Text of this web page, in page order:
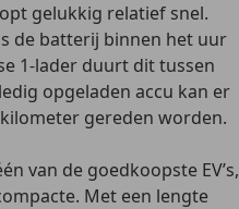
gelukkig relatief snel.
de batterij binnen het uur
1-lader duurt dit tussen
opgeladen accu kan er
gereden worden.
van de goedkoopste EV’s,
Met een lengte